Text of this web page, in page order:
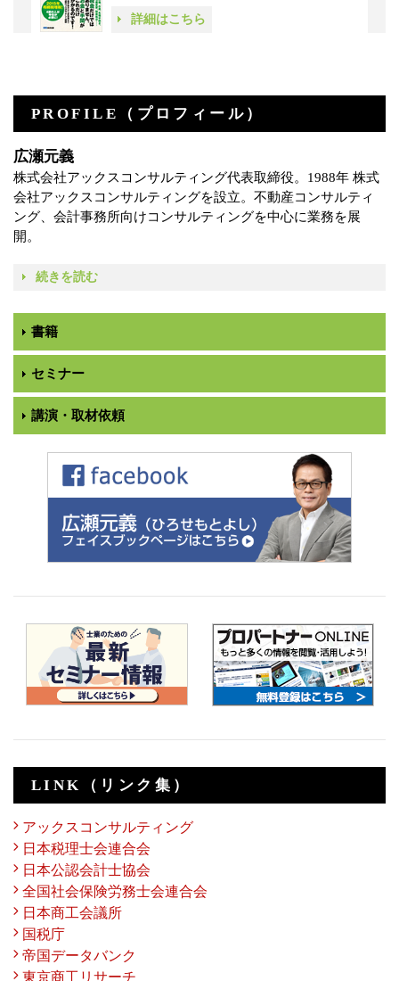
詳細はこちら
PROFILE（プロフィール）
広瀬元義
株式会社アックスコンサルティング代表取締役。1988年 株式
会社アックスコンサルティングを設立。不動産コンサルティ
ング、会計事務所向けコンサルティングを中心に業務を展
開。
続きを読む
書籍
セミナー
講演・取材依頼
LINK（リンク集）
アックスコンサルティング
日本税理士会連合会
日本公認会計士協会
全国社会保険労務士会連合会
日本商工会議所
国税庁
帝国データバンク
東京商工リサーチ